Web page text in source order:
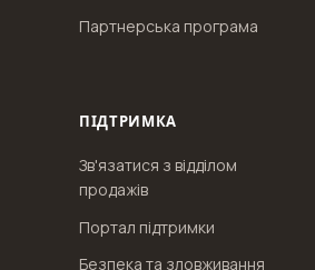
Партнерська програма
ПІДТРИМКА
Зв'язатися з відділом
продажів
Портал підтримки
Безпека та зловживання